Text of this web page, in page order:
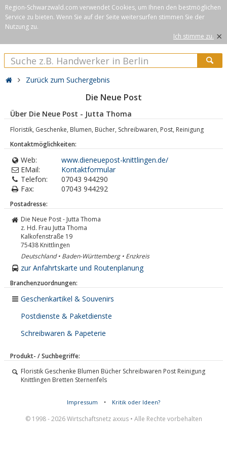
Region-Schwarzwald.com verwendet Cookies, um Ihnen den bestmöglichen
Service zu bieten. Wenn Sie auf der Seite weitersurfen stimmen Sie der
Nutzung zu.
Ich stimme zu. ×
Zurück zum Suchergebnis
Die Neue Post
Über Die Neue Post - Jutta Thoma
Floristik, Geschenke, Blumen, Bücher, Schreibwaren, Post, Reinigung
Kontaktmöglichkeiten:
Web:
www.dieneuepost-knittlingen.de/
EMail:
Kontaktformular
Telefon:
07043 944290
Fax:
07043 944292
Postadresse:
Die Neue Post - Jutta Thoma
z. Hd. Frau Jutta Thoma
Kalkofenstraße 19
75438 Knittlingen
Deutschland • Baden-Württemberg • Enzkreis
zur Anfahrtskarte und Routenplanung
Branchenzuordnungen:
Geschenkartikel & Souvenirs
Postdienste & Paketdienste
Schreibwaren & Papeterie
Produkt- / Suchbegriffe:
Floristik Geschenke Blumen Bücher Schreibwaren Post Reinigung
Knittlingen Bretten Sternenfels
Impressum • Kritik oder Ideen?
© 1998 - 2026 Wirtschaftsnetz axxus • Alle Rechte vorbehalten